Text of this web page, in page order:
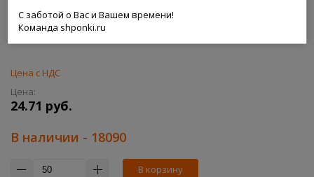
С заботой о Вас и Вашем времени!
Команда shponki.ru
Цена с НДС
Цена:
24.71 руб.
В наличии - 18090
В корзину